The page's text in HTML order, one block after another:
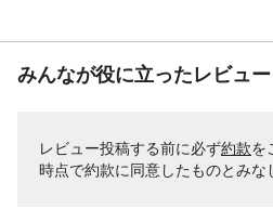
みんなが役に立ったレビュー
レビュー投稿する前に必ず約款を
時点で約款に同意したものとみな